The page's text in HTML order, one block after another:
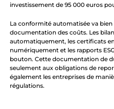
investissement de 95 000 euros
La conformité automatisée va
documentation des coûts. Les
automatiquement, les certificats
numériquement et les rapports
bouton. Cette documentation de
seulement aux obligations de
également les entreprises de
régulations.